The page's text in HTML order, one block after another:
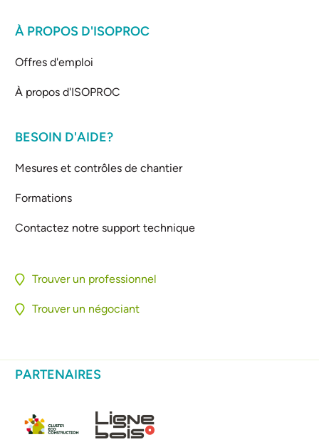
À PROPOS D'ISOPROC
Offres d'emploi
À propos d'ISOPROC
BESOIN D'AIDE?
Mesures et contrôles de chantier
Formations
Contactez notre support technique
Trouver un professionnel
Trouver un négociant
PARTENAIRES